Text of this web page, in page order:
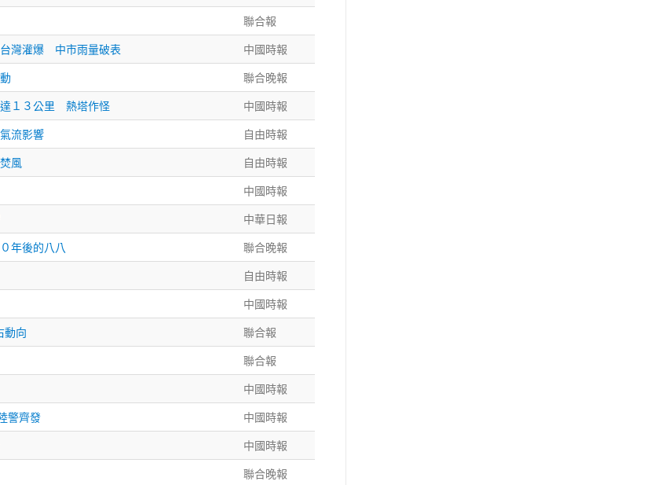
聯合報
灣灌爆 中市雨量破表 中國時報
聯合晚報
達１３公里 熱塔作怪 中國時報
流影響 自由時報
風 自由時報
中國時報
中華日報
年後的八八 聯合晚報
自由時報
中國時報
動向 聯合報
聯合報
中國時報
警齊發 中國時報
中國時報
聯合晚報